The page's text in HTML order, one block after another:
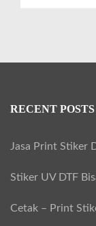
RECENT POSTS
Jasa Print Stiker
Stiker UV DTF
Cetak – Print